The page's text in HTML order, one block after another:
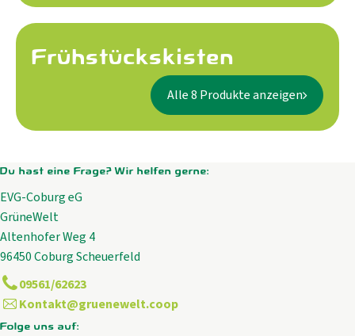
Aktuelles
Frühstückskisten
Alle 8 Produkte anzeigen
Du hast eine Frage? Wir helfen gerne:
EVG-Coburg eG
GrüneWelt
Altenhofer Weg 4
96450 Coburg Scheuerfeld
09561/62623
Kontakt@gruenewelt.coop
Folge uns auf: